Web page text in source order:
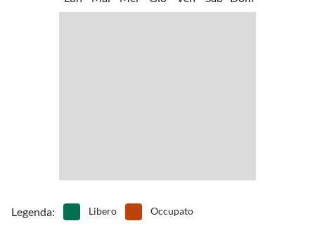
Windsurf
Legenda: Libero Occupato